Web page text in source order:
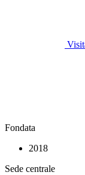
Fondata
2018
Sede centrale